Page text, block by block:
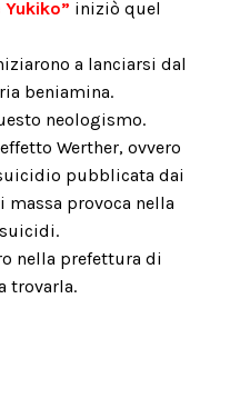
iniziò quel
a lanciarsi dal
beniamina.
neologismo.
Werther, ovvero
pubblicata dai
provoca nella
nella prefettura di
trovarla.